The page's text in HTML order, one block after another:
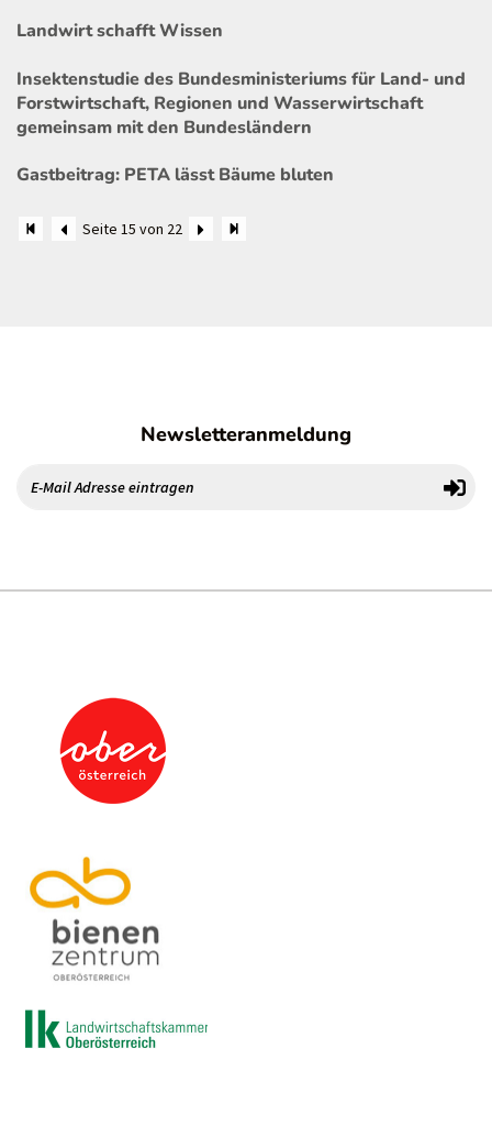
Landwirt schafft Wissen
Insektenstudie des Bundesministeriums für Land- und
Forstwirtschaft, Regionen und Wasserwirtschaft
gemeinsam mit den Bundesländern
Gastbeitrag: PETA lässt Bäume bluten
Seite 15 von 22
Newsletteranmeldung